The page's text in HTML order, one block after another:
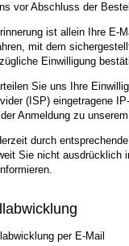
vor Abschluss der
ist allein Ihre
mit dem
Einwilligung
Sie uns Ihre
(ISP) eingetragene
Anmeldung zu
durch
Sie nicht
per E-Mail